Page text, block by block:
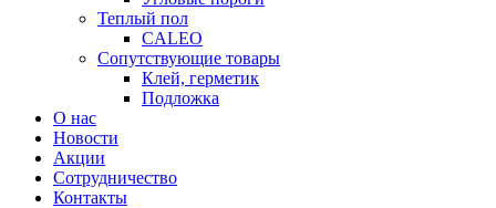
Теплый пол
CALEO
Сопутствующие товары
Клей, герметик
Подложка
О нас
Новости
Акции
Сотрудничество
Контакты